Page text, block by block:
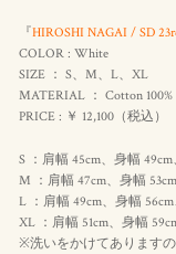
『HIROSHI NAGAI / SD
COLOR : White
SIZE ： S、M、L、XL
MATERIAL ： Cotton 100%
PRICE : ￥ 12,100（税込 ）
S ：肩幅 45cm、身幅
M ：肩幅 47cm、身幅
L ：肩幅 49cm、身幅
XL ：肩幅 51cm、身幅
※洗いをかけてあります